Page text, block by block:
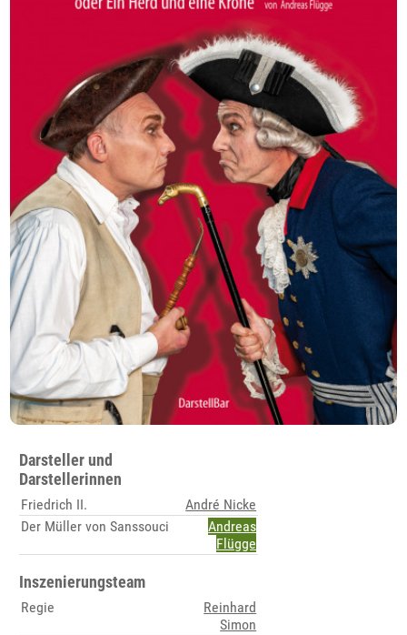
Darsteller und
Darstellerinnen
Friedrich II.
André Nicke
Der Müller von Sanssouci
Andreas
Flügge
Inszenierungsteam
Regie
Reinhard
Simon